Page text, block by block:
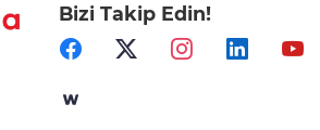
Alaçam'a yeni yaşam alanı
zekada onlarca uygulamanın
Bizi Takip Edin!